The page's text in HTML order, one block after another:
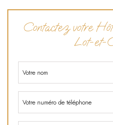
Contactez votre
Lot-et-